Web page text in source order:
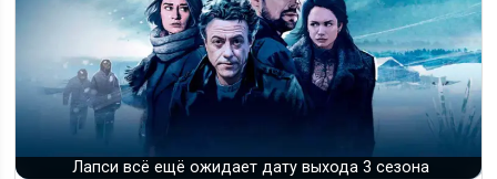
Лапси всё ещё ожидает дату выхода 3 сезона